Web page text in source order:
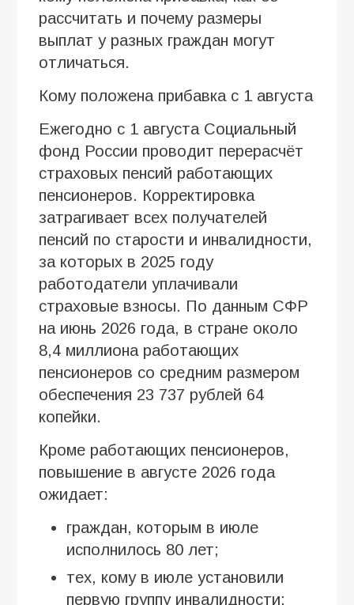
рассчитать и почему размеры
выплат у разных граждан могут
отличаться.
Кому положена прибавка с 1 августа
Ежегодно с 1 августа Социальный
фонд России проводит перерасчёт
страховых пенсий работающих
пенсионеров. Корректировка
затрагивает всех получателей
пенсий по старости и инвалидности,
за которых в 2025 году
работодатели уплачивали
страховые взносы. По данным СФР
на июнь 2026 года, в стране около
8,4 миллиона работающих
пенсионеров со средним размером
обеспечения 23 737 рублей 64
копейки.
Кроме работающих пенсионеров,
повышение в августе 2026 года
ожидает:
граждан, которым в июле
исполнилось 80 лет;
тех, кому в июле установили
первую группу инвалидности;